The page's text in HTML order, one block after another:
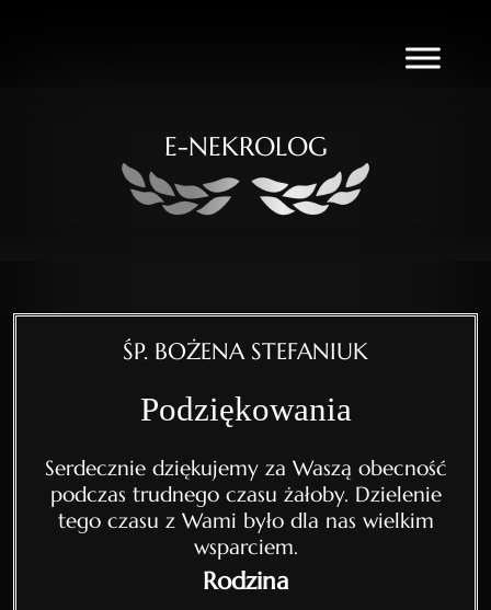
E-NEKROLOG
ŚP. BOŻENA STEFANIUK
Podziękowania
Serdecznie dziękujemy za Waszą obecność
podczas trudnego czasu żałoby. Dzielenie
tego czasu z Wami było dla nas wielkim
wsparciem.
Rodzina